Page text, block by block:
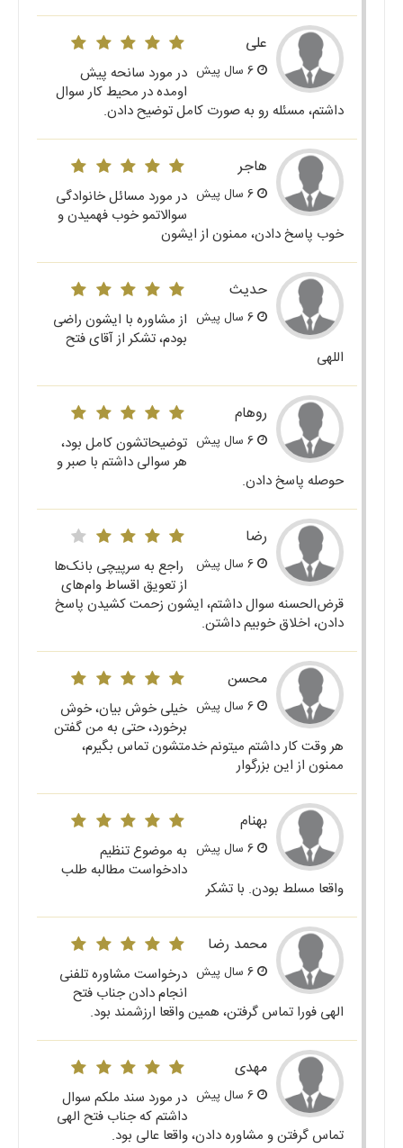
علی
در مورد سانحه پیش
اومده در محیط کار سوال
داشتم، مسئله رو به صورت کامل توضیح دادن.
هاجر
در مورد مسائل خانوادگی
سوالاتمو خوب فهمیدن و
خوب پاسخ دادن، ممنون از ایشون
حدیث
از مشاوره با ایشون راضی
بودم، تشکر از آقای فتح
اللهی
روهام
توضیحاتشون کامل بود،
هر سوالی داشتم با صبر و
حوصله پاسخ دادن.
رضا
راجع به سرپیچی بانک‌ها
از تعویق اقساط وام‌های
قرض‌الحسنه سوال داشتم، ایشون زحمت کشیدن پاسخ
دادن، اخلاق خوبیم داشتن.
محسن
خیلی خوش بیان، خوش
برخورد، حتی به من گفتن
هر وقت کار داشتم میتونم خدمتشون تماس بگیرم،
ممنون از این بزرگوار
بهنام
به موضوع تنظیم
دادخواست مطالبه طلب
واقعا مسلط بودن. با تشکر
محمد رضا
درخواست مشاوره تلفنی
انجام دادن جناب فتح
الهی فورا تماس گرفتن، همین واقعا ارزشمند بود.
مهدی
در مورد سند ملکم سوال
داشتم که جناب فتح الهی
تماس گرفتن و مشاوره دادن، واقعا عالی بود.